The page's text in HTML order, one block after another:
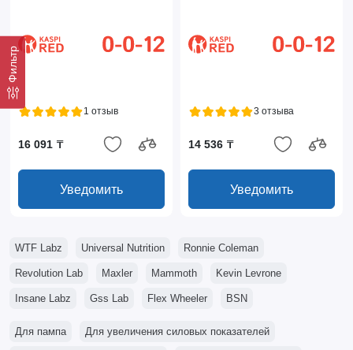
Фильтр
1 отзыв
16 091 ₸
Уведомить
3 отзыва
14 536 ₸
Уведомить
WTF Labz Universal Nutrition Ronnie Coleman
Revolution Lab Maxler Mammoth Kevin Levrone
Insane Labz Gss Lab Flex Wheeler BSN
Для пампа Для увеличения силовых показателей